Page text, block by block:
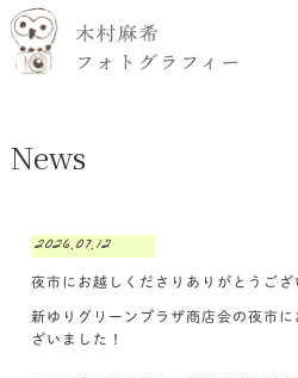
News
2026.07.12
夜市にお越しくださりありがとうござ
新ゆりグリーンプラザ商店会の夜市
ざいました！